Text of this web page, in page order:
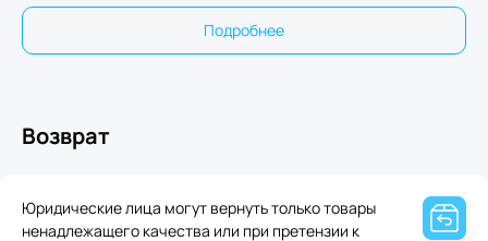
Подробнее
Возврат
Юридические лица могут вернуть только товары
ненадлежащего качества или при претензии к